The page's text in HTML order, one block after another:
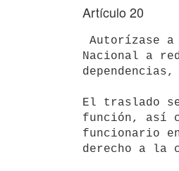
Artículo 20
Nacional a
El traslado
función, así
funcionario
derecho a la